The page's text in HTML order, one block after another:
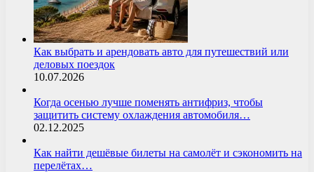
Как выбрать и арендовать авто для путешествий или
деловых поездок
10.07.2026
Когда осенью лучше поменять антифриз, чтобы
защитить систему охлаждения автомобиля…
02.12.2025
Как найти дешёвые билеты на самолёт и сэкономить на
перелётах…